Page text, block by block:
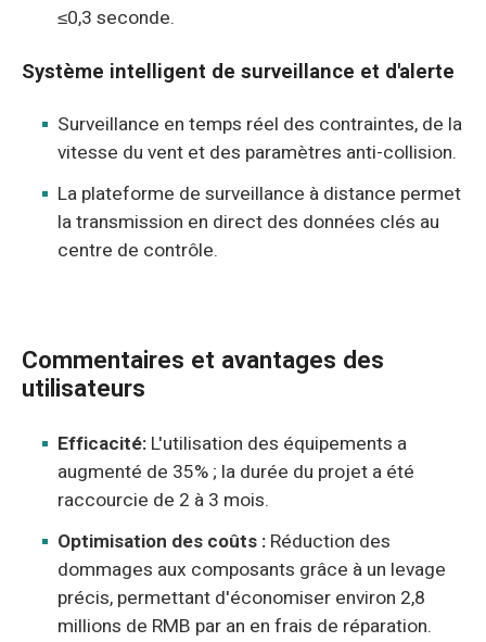
≤0,3 seconde.
Système intelligent de surveillance et d'alerte
Surveillance en temps réel des contraintes, de la
vitesse du vent et des paramètres anti-collision.
La plateforme de surveillance à distance permet
la transmission en direct des données clés au
centre de contrôle.
Commentaires et avantages des
utilisateurs
Efficacité: L'utilisation des équipements a
augmenté de 35% ; la durée du projet a été
raccourcie de 2 à 3 mois.
Optimisation des coûts : Réduction des
dommages aux composants grâce à un levage
précis, permettant d'économiser environ 2,8
millions de RMB par an en frais de réparation.